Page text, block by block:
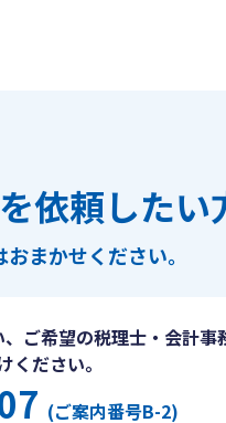
依頼したい
おまかせください。
ご希望の税理士・会計事
ください。
(ご案内番号B-2)